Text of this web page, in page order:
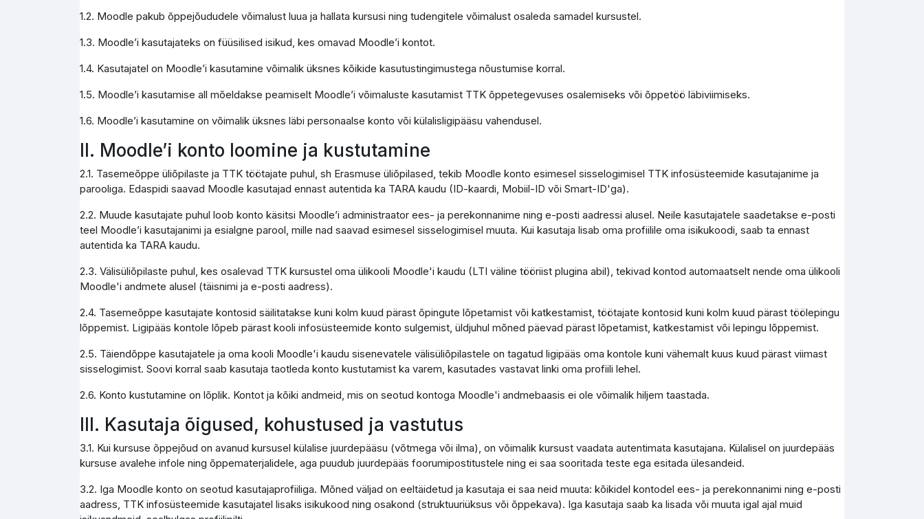
1.2. Moodle pakub õppejõududele võimalust luua ja hallata kursusi ning tudengitele võimalust osaleda samadel kursustel.
1.3. Moodle’i kasutajateks on füüsilised isikud, kes omavad Moodle’i kontot.
1.4. Kasutajatel on Moodle’i kasutamine võimalik üksnes kõikide kasutustingimustega nõustumise korral.
1.5. Moodle’i kasutamise all mõeldakse peamiselt Moodle’i võimaluste kasutamist TTK õppetegevuses osalemiseks või õppetöö läbiviimiseks.
1.6. Moodle’i kasutamine on võimalik üksnes läbi personaalse konto või külalisligipääsu vahendusel.
II. Moodle’i konto loomine ja kustutamine
2.1. Tasemeõppe üliõpilaste ja TTK töötajate puhul, sh Erasmuse üliõpilased, tekib Moodle konto esimesel sisselogimisel TTK infosüsteemide kasutajanime ja
parooliga. Edaspidi saavad Moodle kasutajad ennast autentida ka TARA kaudu (ID-kaardi, Mobiil-ID või Smart-ID'ga).
2.2. Muude kasutajate puhul loob konto käsitsi Moodle’i administraator ees- ja perekonnanime ning e-posti aadressi alusel. Neile kasutajatele saadetakse e-posti
teel Moodle’i kasutajanimi ja esialgne parool, mille nad saavad esimesel sisselogimisel muuta. Kui kasutaja lisab oma profiilile oma isikukoodi, saab ta ennast
autentida ka TARA kaudu.
2.3. Välisüliõpilaste puhul, kes osalevad TTK kursustel oma ülikooli Moodle'i kaudu (LTI väline tööriist plugina abil), tekivad kontod automaatselt nende oma ülikooli
Moodle'i andmete alusel (täisnimi ja e-posti aadress).
2.4. Tasemeõppe kasutajate kontosid säilitatakse kuni kolm kuud pärast õpingute lõpetamist või katkestamist, töötajate kontosid kuni kolm kuud pärast töölepingu
lõppemist. Ligipääs kontole lõpeb pärast kooli infosüsteemide konto sulgemist, üldjuhul mõned päevad pärast lõpetamist, katkestamist või lepingu lõppemist.
2.5. Täiendõppe kasutajatele ja oma kooli Moodle'i kaudu sisenevatele välisüliõpilastele on tagatud ligipääs oma kontole kuni vähemalt kuus kuud pärast viimast
sisselogimist. Soovi korral saab kasutaja taotleda konto kustutamist ka varem, kasutades vastavat linki oma profiili lehel.
2.6. Konto kustutamine on lõplik. Kontot ja kõiki andmeid, mis on seotud kontoga Moodle'i andmebaasis ei ole võimalik hiljem taastada.
III. Kasutaja õigused, kohustused ja vastutus
3.1. Kui kursuse õppejõud on avanud kursusel külalise juurdepääsu (võtmega või ilma), on võimalik kursust vaadata autentimata kasutajana. Külalisel on juurdepääs
kursuse avalehe infole ning õppematerjalidele, aga puudub juurdepääs foorumipostitustele ning ei saa sooritada teste ega esitada ülesandeid.
3.2. Iga Moodle konto on seotud kasutajaprofiiliga. Mõned väljad on eeltäidetud ja kasutaja ei saa neid muuta: kõikidel kontodel ees- ja perekonnanimi ning e-posti
aadress, TTK infosüsteemide kasutajatel lisaks isikukood ning osakond (struktuuriüksus või õppekava). Iga kasutaja saab ka lisada või muuta igal ajal muid